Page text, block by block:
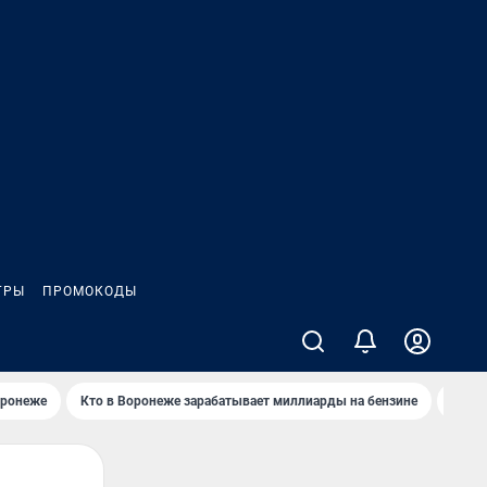
ПРОМОКОДЫ
Кто в Воронеже зарабатывает миллиарды на бензине